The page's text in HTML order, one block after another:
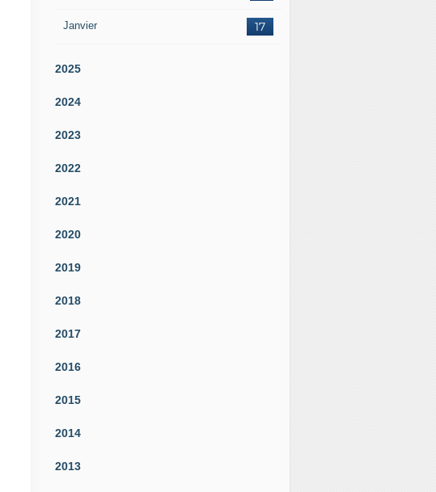
Janvier 17
2025
2024
2023
2022
2021
2020
2019
2018
2017
2016
2015
2014
2013